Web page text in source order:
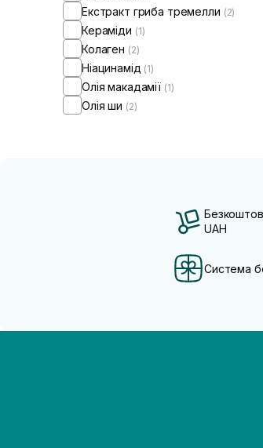
Екстракт гриба тремелли (2)
Кераміди (1)
Колаген (2)
Ніацинамід (1)
Олія макадамії (1)
Олія ши (2)
UAH
Система